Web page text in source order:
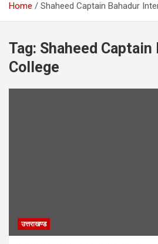
Home Shaheed Captain Bahadur
Tag: Shaheed
College
उत्तराखण्ड